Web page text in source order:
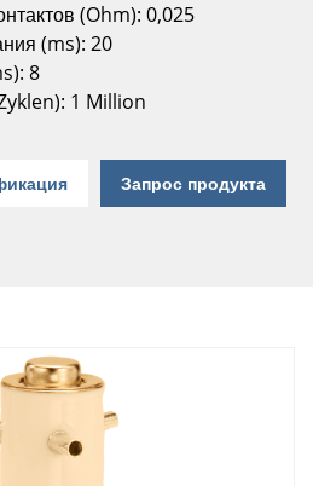
(Ohm): 0,025
(ms): 20
8
1 Million
Запрос продукта